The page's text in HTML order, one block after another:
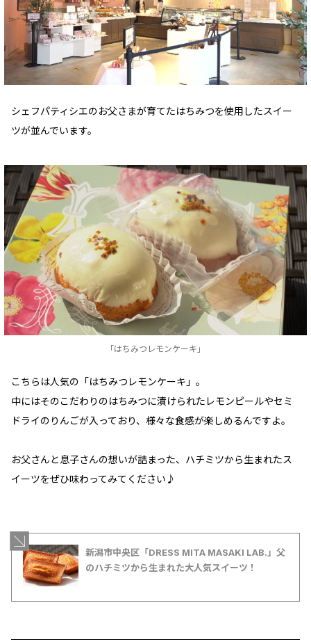
シェフパティシエのお父さまが育てたはちみつを使用したスイー
ツが並んでいます。
「はちみつレモンケーキ」
こちらは人気の「はちみつレモンケーキ」。
中にはそのこだわりのはちみつに漬けられたレモンピールやセミ
ドライのりんごが入っており、様々な食感が楽しめるんですよ。
お父さんと息子さんの想いが詰まった、ハチミツから生まれたス
イーツをぜひ味わってみてください♪
新潟市中央区「DRESS MITA MASAKI LAB.」父
のハチミツから生まれた大人気スイーツ！